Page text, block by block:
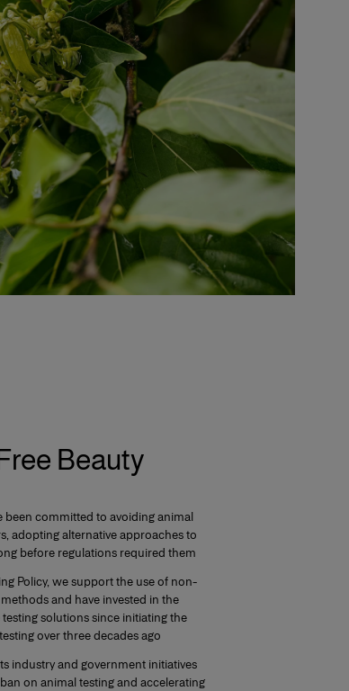
Beauty
been committed to avoiding animal
adopting alternative approaches to
before regulations required them.
Policy, we support the use of non-
and have invested in the
solutions since initiating the
over three decades ago.
industry and government initiatives
on animal testing and accelerating